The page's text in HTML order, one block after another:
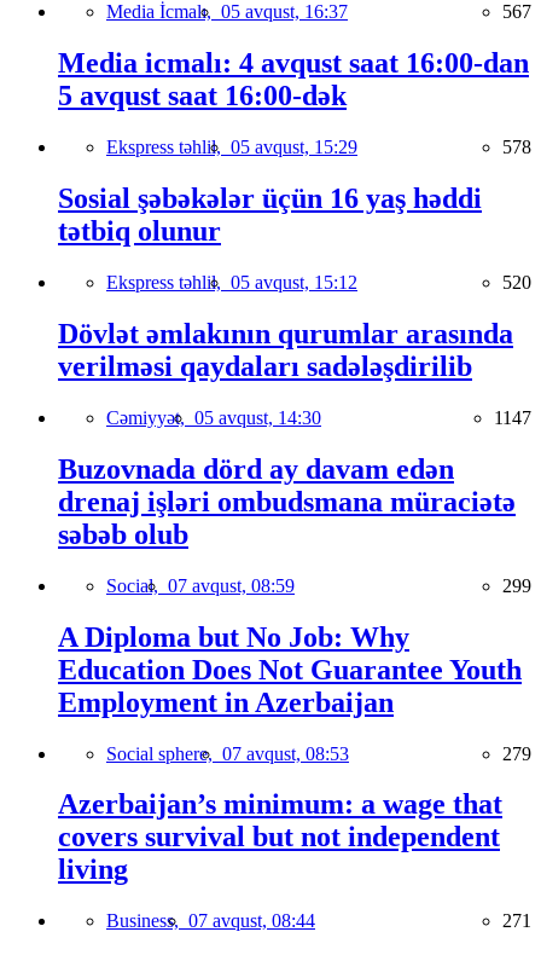
Media İcmalı, 05 avqust, 16:37 567
Media icmalı: 4 avqust saat 16:00-dan
5 avqust saat 16:00-dək
Ekspress təhlil, 05 avqust, 15:29 578
Sosial şəbəkələr üçün 16 yaş həddi
tətbiq olunur
Ekspress təhlil, 05 avqust, 15:12 520
Dövlət əmlakının qurumlar arasında
verilməsi qaydaları sadələşdirilib
Cəmiyyət, 05 avqust, 14:30 1147
Buzovnada dörd ay davam edən
drenaj işləri ombudsmana müraciətə
səbəb olub
Social, 07 avqust, 08:59 299
A Diploma but No Job: Why
Education Does Not Guarantee Youth
Employment in Azerbaijan
Social sphere, 07 avqust, 08:53 279
Azerbaijan’s minimum: a wage that
covers survival but not independent
living
Business, 07 avqust, 08:44 271